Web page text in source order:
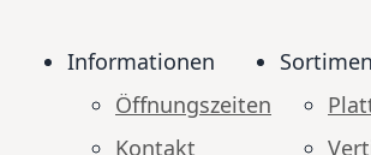
Informationen
Öffnungszeiten
Kontakt